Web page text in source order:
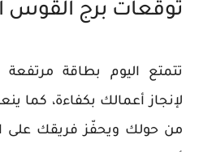
توقعات برج القوس
تتمتع اليوم بطاقة
لإنجاز أعمالك بكفاءة، كما
من حولك ويحفّز فريقك على